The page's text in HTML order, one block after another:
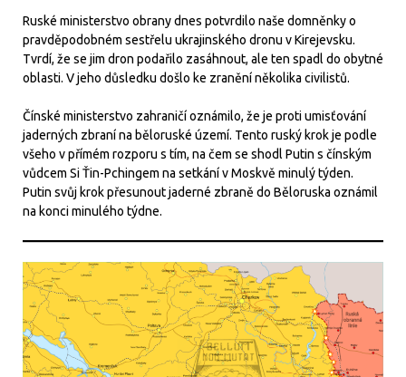
Ruské ministerstvo obrany dnes potvrdilo naše domněnky o
pravděpodobném sestřelu ukrajinského dronu v Kirejevsku.
Tvrdí, že se jim dron podařilo zasáhnout, ale ten spadl do obytné
oblasti. V jeho důsledku došlo ke zranění několika civilistů.
Čínské ministerstvo zahraničí oznámilo, že je proti umisťování
jaderných zbraní na běloruské území. Tento ruský krok je podle
všeho v přímém rozporu s tím, na čem se shodl Putin s čínským
vůdcem Si Ťin-Pchingem na setkání v Moskvě minulý týden.
Putin svůj krok přesunout jaderné zbraně do Běloruska oznámil
na konci minulého týdne.